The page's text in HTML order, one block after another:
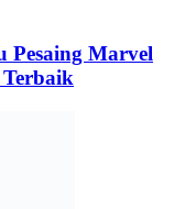
Pesaing Marvel